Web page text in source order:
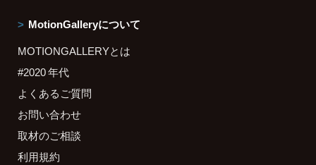
MotionGalleryについて
MOTIONGALLERYとは
#2020 年代
よくあるご質問
お問い合わせ
取材のご相談
利用規約